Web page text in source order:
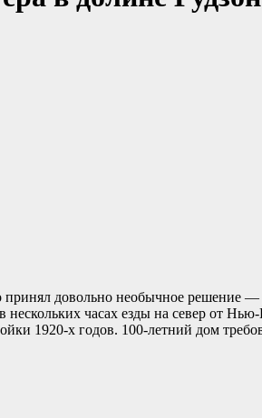
принял довольно необычное решение
нескольких часах езды на север от
1920-х годов. 100-летний дом